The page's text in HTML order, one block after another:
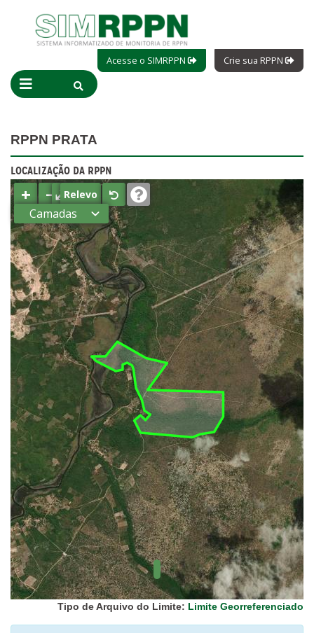
Acesse o SIMRPPN Crie sua RPPN
RPPN PRATA
LOCALIZAÇÃO DA RPPN
+ −⤢Relevo
Camadas
Estados
Municípios
Terras
indígenas
(FUNAI)
UC Federal
UC Estaduais
UC
Municipais
Hidrografia
1:1.000.000
(ANA)
Biomas
(IBGE)
Vegetação
(IBGE)
Rodovias
(IBGE)
Relevo
(IBGE)
Tipo de Arquivo do Limite: Limite Georreferenciado